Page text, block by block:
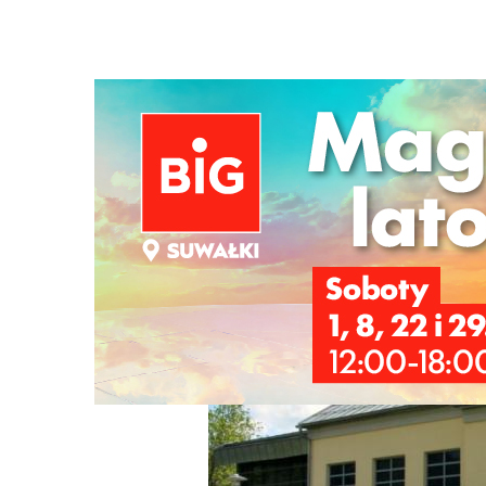
Ścieżka
nawigacyjna
Strona główna Wiadomości z regionu/
WIADOMOŚCI Z REGIONU 02/09/2025/0 Komentarzy
Modernizacja Muzeum Wigier w Starym